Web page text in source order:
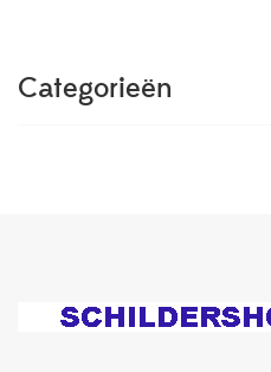
Categorieën